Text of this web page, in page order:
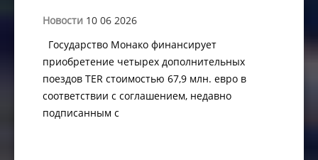
Новости 10 06 2026
Государство Монако финансирует
приобретение четырех дополнительных
поездов TER стоимостью 67,9 млн. евро в
соответствии с соглашением, недавно
подписанным с